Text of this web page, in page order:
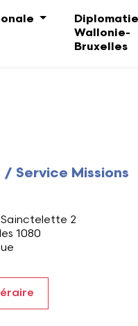
Diplomatie
Wallonie-
Bruxelles
Service Missions
2
1080